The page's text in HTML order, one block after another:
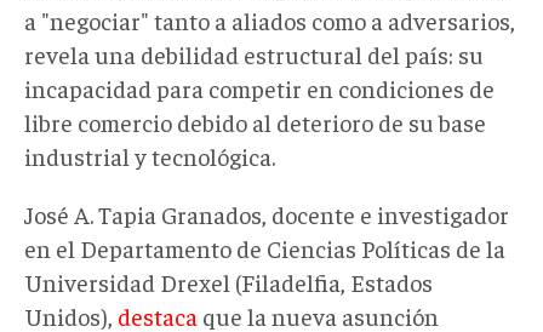
a "negociar" tanto a aliados como a adversarios,
revela una debilidad estructural del país: su
incapacidad para competir en condiciones de
libre comercio debido al deterioro de su base
industrial y tecnológica.
José A. Tapia Granados, docente e investigador
en el Departamento de Ciencias Políticas de la
Universidad Drexel (Filadelfia, Estados
Unidos), destaca que la nueva asunción